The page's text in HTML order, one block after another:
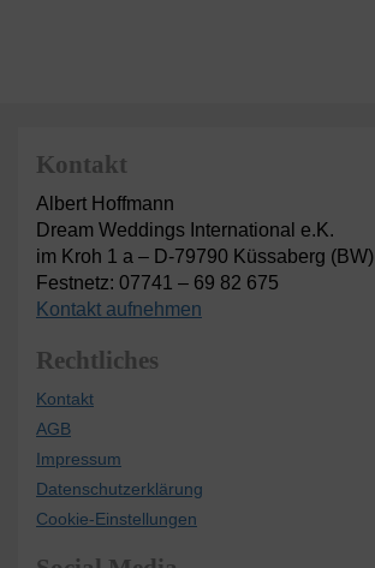
Kontakt
Albert Hoffmann
Dream Weddings International e.K.
im Kroh 1 a – D-79790 Küssaberg (BW)
Festnetz: 07741 – 69 82 675
Kontakt aufnehmen
Rechtliches
Kontakt
AGB
Impressum
Datenschutzerklärung
Cookie-Einstellungen